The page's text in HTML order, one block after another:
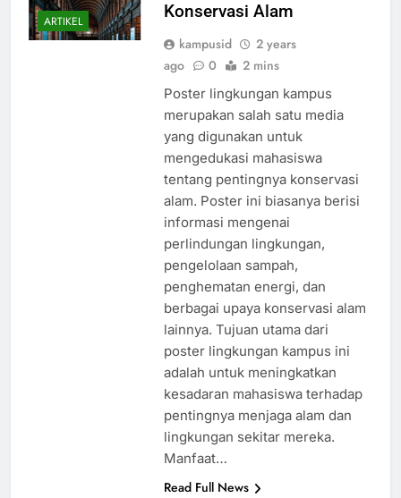
ARTIKEL
Konservasi Alam
kampusid
2 years
ago
0 2 mins
Poster lingkungan kampus
merupakan salah satu media
yang digunakan untuk
mengedukasi mahasiswa
tentang pentingnya konservasi
alam. Poster ini biasanya berisi
informasi mengenai
perlindungan lingkungan,
pengelolaan sampah,
penghematan energi, dan
berbagai upaya konservasi alam
lainnya. Tujuan utama dari
poster lingkungan kampus ini
adalah untuk meningkatkan
kesadaran mahasiswa terhadap
pentingnya menjaga alam dan
lingkungan sekitar mereka.
Manfaat…
Read Full News